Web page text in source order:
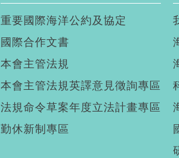
重要國際海洋公約及協定
國際合作文書
本會主管法規
本會主管法規英譯意見徵詢專區
法規命令草案年度立法計畫專區
勤休新制專區